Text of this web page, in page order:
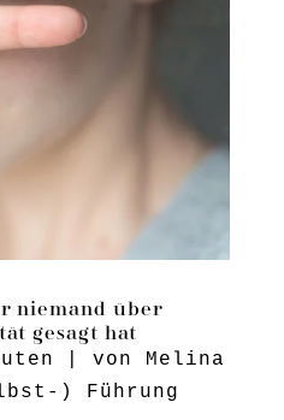
niemand über
gesagt hat
| von Melina
) Führung